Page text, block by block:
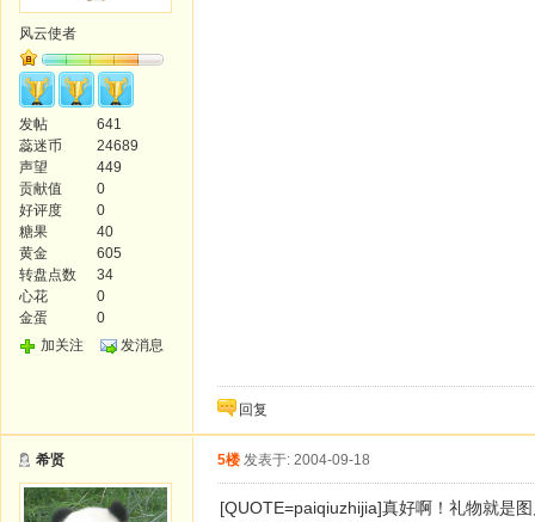
风云使者
发帖
641
蕊迷币
24689
声望
449
贡献值
0
好评度
0
糖果
40
黄金
605
转盘点数
34
心花
0
金蛋
0
加关注
发消息
回复
希贤 5楼 发表于: 2004-09-18
[QUOTE=paiqiuzhijia]真好啊！礼物就是